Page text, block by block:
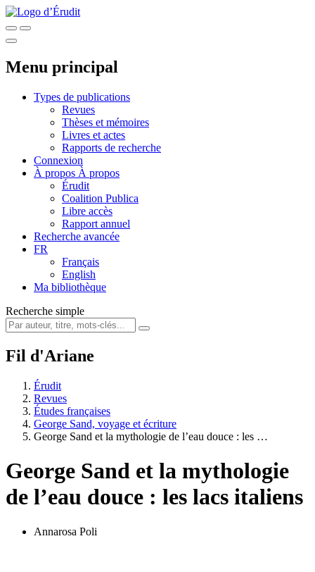
Menu principal
Types de publications
Revues
Thèses et mémoires
Livres et actes
Rapports de recherche
Connexion
À propos À propos
Érudit
Coalition Publica
Libre accès
Rapport annuel
Recherche avancée
FR
Français
English
Ma bibliothèque
Recherche simple
Fil d'Ariane
Érudit
Revues
Études françaises
George Sand, voyage et écriture
George Sand et la mythologie de l’eau douce : les …
George Sand et la mythologie
de l’eau douce : les lacs italiens
Annarosa Poli